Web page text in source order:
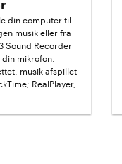
din computer til
musik eller fra
Sound Recorder
mikrofon,
musik afspillet
RealPlayer,